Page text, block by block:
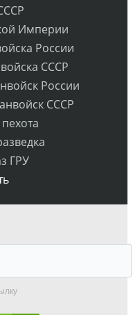
Империи
России
СССР
России
СССР
ГРУ